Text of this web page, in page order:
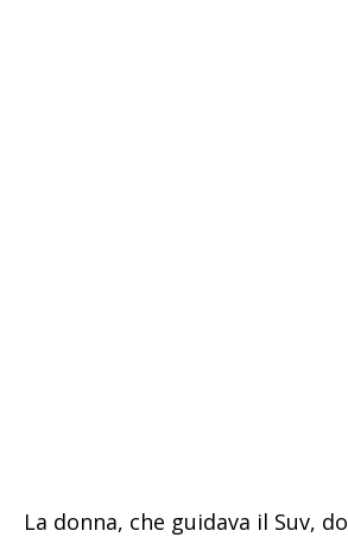
La donna, che guidava il Suv,